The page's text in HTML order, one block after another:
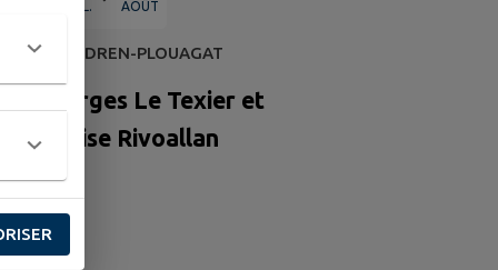
JUIL. AOÛT
CHÂTELAUDREN-PLOUAGAT
- Georges Le Texier et
Françoise Rivoallan